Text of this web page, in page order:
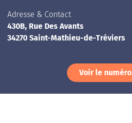
Adresse & Contact
430B, Rue Des Avants
34270 Saint-Mathieu-de-Tréviers
Voir le numéro